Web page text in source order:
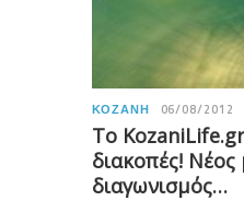
ΚΟΖΆΝΗ 06/08/2012
Το
διακοπές! Νέος
διαγωνισμός…